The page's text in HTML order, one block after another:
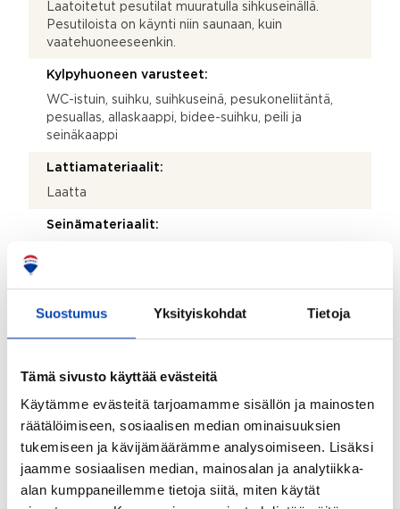
Suostumus Yksityiskohdat Tietoja
Tämä sivusto käyttää evästeitä
Käytämme evästeitä tarjoamamme sisällön ja mainosten
räätälöimiseen, sosiaalisen median ominaisuuksien
tukemiseen ja kävijämäärämme analysoimiseen. Lisäksi
jaamme sosiaalisen median, mainosalan ja analytiikka-
alan kumppaneillemme tietoja siitä, miten käytät
Laatoitetut pesutilat muuratulla sihkuseinällä.
Pesutiloista on käynti niin saunaan, kuin
vaatehuoneeseenkin.
Kylpyhuoneen varusteet:
WC-istuin, suihku, suihkuseinä, pesukoneliitäntä,
pesuallas, allaskaappi, bidee-suihku, peili ja
seinäkaappi
Lattiamateriaalit:
Laatta
Seinämateriaalit:
Kyllä
Saunan lisätiedot:
Sähkökiuas
Lattiamateriaalit: